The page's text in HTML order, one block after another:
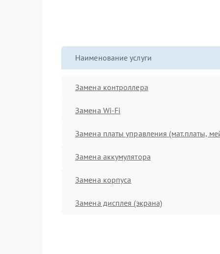
Наименование услуги
Замена контроллера
Замена Wi-Fi
Замена платы управления (мат.платы,
Замена аккумулятора
Замена корпуса
Замена дисплея (экрана)